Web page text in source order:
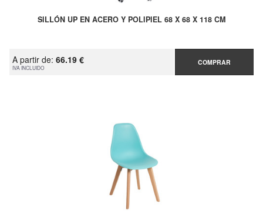
SILLÓN UP EN ACERO Y POLIPIEL 68 X 68 X 118 CM
A partir de: 66.19 €
IVA INCLUIDO
COMPRAR